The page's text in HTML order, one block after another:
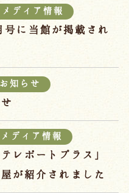
メディア情報
号に当館が掲載され
お知らせ
メディア情報
レポートプラス」
が紹介されました